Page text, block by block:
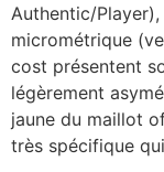
Authentic/
micrométrique
cost présentent
légèrement
jaune du maillot
très spécifique